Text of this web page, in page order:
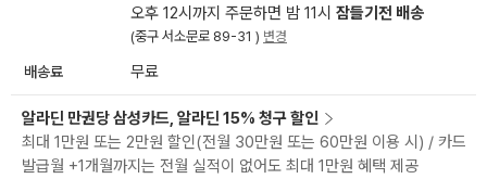
오후 12시까지 주문하면 밤 11시 잠들기전 배송
(중구 서소문로 89-31 ) 변경
배송료 무료
알라딘 만권당 삼성카드, 알라딘 15% 청구 할인
최대 1만원 또는 2만원 할인(전월 30만원 또는 60만원 이용 시) / 카드
발급월 +1개월까지는 전월 실적이 없어도 최대 1만원 혜택 제공